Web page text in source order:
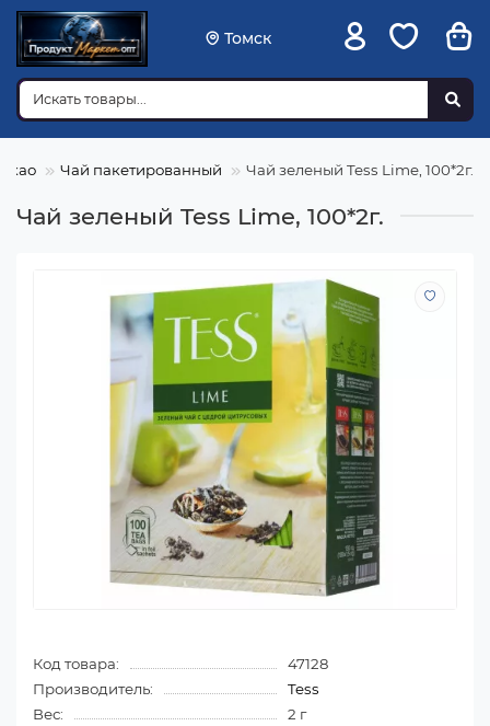
Томск
Чай пакетированный Чай зеленый Tess Lime, 100*2г.
Чай зеленый Tess Lime, 100*2г.
Код товара:
47128
Производитель:
Tess
Вес:
2 г